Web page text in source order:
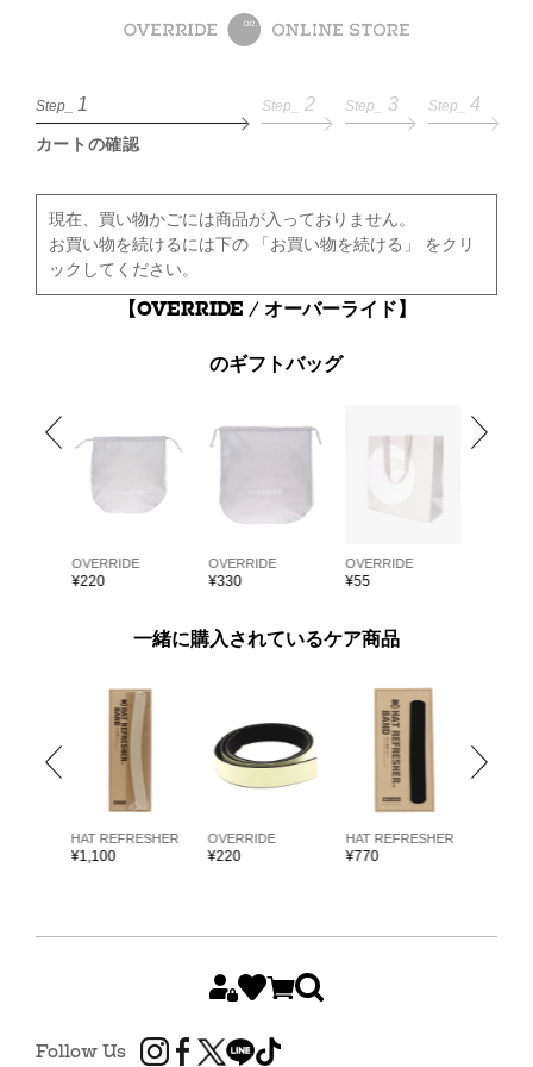
Step_ 1
カートの確認
Step_ 2 Step_ 3 Step_ 4
現在、買い物かごには商品が入っておりません。
お買い物を続けるには下の 「お買い物を続ける」 をクリ
ックしてください。
【OVERRIDE / オーバーライド】
のギフトバッグ
OVERRIDE
¥220
OVERRIDE
¥330
OVERRIDE
¥55
一緒に購入されているケア商品
HAT REFRESHER
¥1,100
OVERRIDE
¥220
HAT REFRESHER
¥770
Follow Us